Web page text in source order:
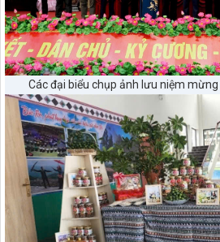
Các đại biểu chụp ảnh lưu niệm